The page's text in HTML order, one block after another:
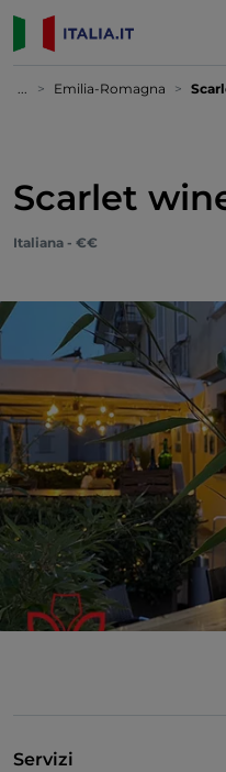
... Emilia-Romagna
Scarlet
Italiana - €€
Servizi